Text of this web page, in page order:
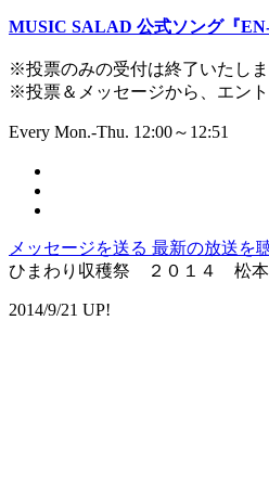
MUSIC SALAD 公式ソング『
※投票のみの受付は終了いたしま
※投票＆メッセージから、エン
Every Mon.-Thu. 12:00～12:51
メッセージを送る 最新の放送を
ひまわり収穫祭 ２０１４ 松本
2014/9/21 UP!